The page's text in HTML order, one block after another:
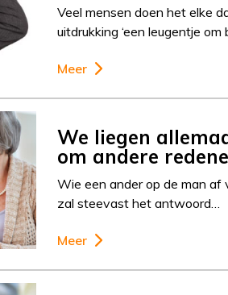
Veel mensen doen het elke
uitdrukking ‘een leugentje
Meer
We liegen
om andere
Wie een ander op de man
zal steevast het antwoord…
Meer